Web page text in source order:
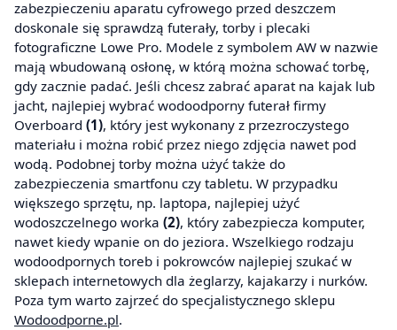
zabezpieczeniu aparatu cyfrowego przed deszczem
doskonale się sprawdzą futerały, torby i plecaki
fotograficzne Lowe Pro. Modele z symbolem AW w nazwie
mają wbudowaną osłonę, w którą można schować torbę,
gdy zacznie padać. Jeśli chcesz zabrać aparat na kajak lub
jacht, najlepiej wybrać wodoodporny futerał firmy
Overboard (1), który jest wykonany z przezroczystego
materiału i można robić przez niego zdjęcia nawet pod
wodą. Podobnej torby można użyć także do
zabezpieczenia smartfonu czy tabletu. W przypadku
większego sprzętu, np. laptopa, najlepiej użyć
wodoszczelnego worka (2), który zabezpiecza komputer,
nawet kiedy wpanie on do jeziora. Wszelkiego rodzaju
wodoodpornych toreb i pokrowców najlepiej szukać w
sklepach internetowych dla żeglarzy, kajakarzy i nurków.
Poza tym warto zajrzeć do specjalistycznego sklepu
Wodoodporne.pl.